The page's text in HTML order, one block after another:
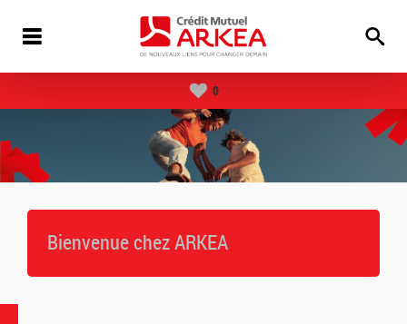
0
Bienvenue chez ARKEA